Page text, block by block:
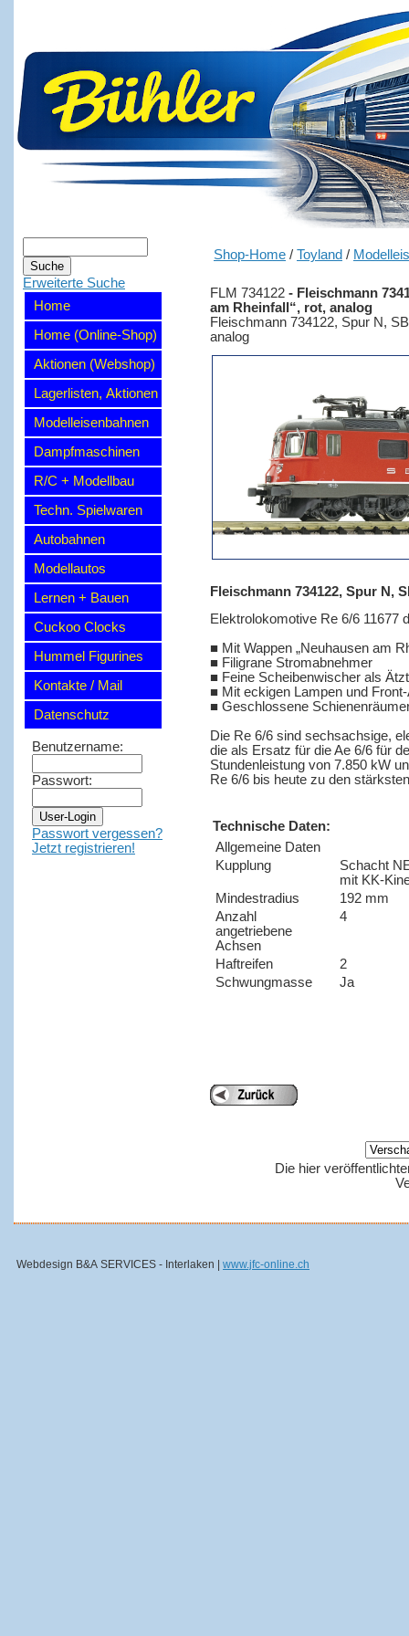
Erweiterte Suche
Home
Home (Online-Shop)
Aktionen (Webshop)
Lagerlisten, Aktionen
Modelleisenbahnen
Dampfmaschinen
R/C + Modellbau
Techn. Spielwaren
Autobahnen
Modellautos
Lernen + Bauen
Cuckoo Clocks
Hummel Figurines
Kontakte / Mail
Datenschutz
Benutzername:
Passwort:
Passwort vergessen?
Jetzt registrieren!
Shop-Home / Toyland /
FLM 734122 - Fleischmann
am Rheinfall“, rot, analog
Fleischmann 734122, Spur N,
analog
Fleischmann 734122, Spur N,
Elektrolokomotive Re 6/6 11677
■ Mit Wappen „Neuhausen am
■ Filigrane Stromabnehmer
■ Feine Scheibenwischer als
■ Mit eckigen Lampen und
■ Geschlossene
Die Re 6/6 sind sechsachsige,
die als Ersatz für die Ae 6/6 für
Stundenleistung von 7.850 kW
Re 6/6 bis heute zu den
Technische Daten:
Allgemeine Daten
Kupplung
Schacht
mit KK-
Mindestradius
192 mm
Anzahl
angetriebene
Achsen
4
Haftreifen
2
Schwungmasse
Ja
Die hier
Webdesign B&A SERVICES - Interlaken | www.jfc-online.ch